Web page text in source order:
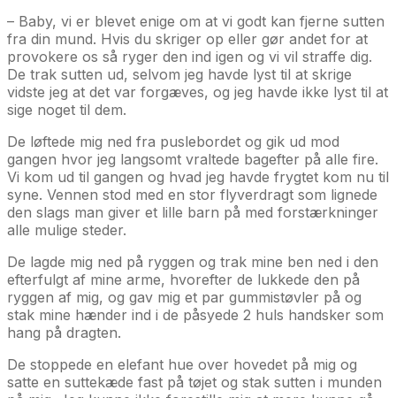
– Baby, vi er blevet enige om at vi godt kan fjerne sutten
fra din mund. Hvis du skriger op eller gør andet for at
provokere os så ryger den ind igen og vi vil straffe dig.
De trak sutten ud, selvom jeg havde lyst til at skrige
vidste jeg at det var forgæves, og jeg havde ikke lyst til at
sige noget til dem.
De løftede mig ned fra puslebordet og gik ud mod
gangen hvor jeg langsomt vraltede bagefter på alle fire.
Vi kom ud til gangen og hvad jeg havde frygtet kom nu til
syne. Vennen stod med en stor flyverdragt som lignede
den slags man giver et lille barn på med forstærkninger
alle mulige steder.
De lagde mig ned på ryggen og trak mine ben ned i den
efterfulgt af mine arme, hvorefter de lukkede den på
ryggen af mig, og gav mig et par gummistøvler på og
stak mine hænder ind i de påsyede 2 huls handsker som
hang på dragten.
De stoppede en elefant hue over hovedet på mig og
satte en suttekæde fast på tøjet og stak sutten i munden